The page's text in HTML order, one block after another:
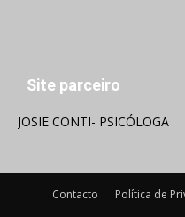
Site parceiro
JOSIE CONTI- PSICÓLOGA
Contacto Política de